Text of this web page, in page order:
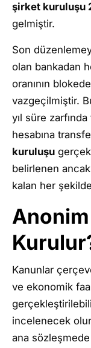
şirket kuruluşu
gelmiştir.
Son
olan bankadan
oranının
vazgeçilmiştir.
yıl süre
hesabına
kuruluşu
belirlenen ancak
kalan her
Anonim
Kanunlar
ve ekonomik
incelenecek
ana